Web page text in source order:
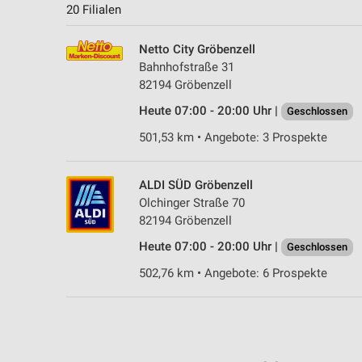
20 Filialen
Netto City Gröbenzell
Bahnhofstraße 31
82194 Gröbenzell
Heute 07:00 - 20:00 Uhr |
Geschlossen
501,53 km • Angebote: 3 Prospekte
ALDI SÜD Gröbenzell
Olchinger Straße 70
82194 Gröbenzell
Heute 07:00 - 20:00 Uhr |
Geschlossen
502,76 km • Angebote: 6 Prospekte